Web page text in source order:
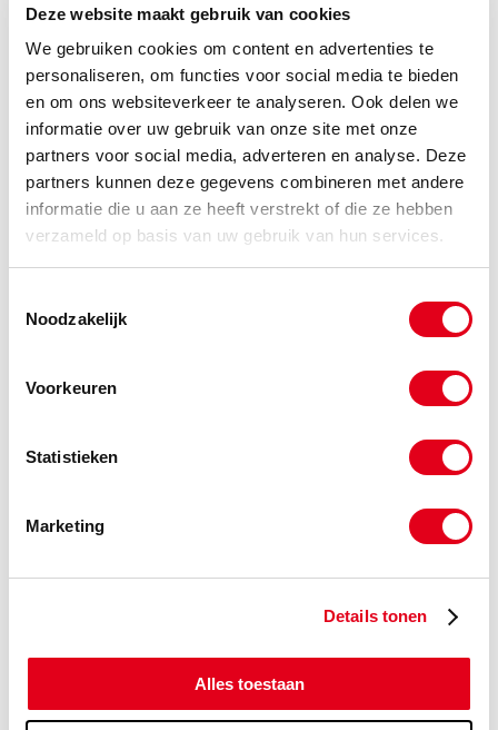
Deze website maakt gebruik van cookies
We gebruiken cookies om content en advertenties te
personaliseren, om functies voor social media te bieden
en om ons websiteverkeer te analyseren. Ook delen we
informatie over uw gebruik van onze site met onze
partners voor social media, adverteren en analyse. Deze
partners kunnen deze gegevens combineren met andere
informatie die u aan ze heeft verstrekt of die ze hebben
verzameld op basis van uw gebruik van hun services.
Noodzakelijk
Voorkeuren
Statistieken
Marketing
Details tonen
Alles toestaan
Info Stuks
-
Gerelateerde categorieën voor Stalen 12.9
Cilinderkop M03
ELVZ Carrosseriering